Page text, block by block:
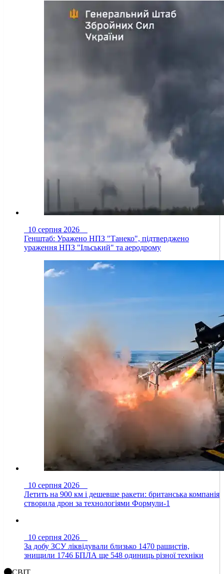
10 серпня 2026
Генштаб: Уражено НПЗ "Танеко", підтверджено
ураження НПЗ "Ільський" та аеродрому
10 серпня 2026
Летить на 900 км і дешевше ракети: британська компанія
створила дрон за технологіями Формули-1
10 серпня 2026
За добу ЗСУ ліквідували близько 1470 рашистів,
знищили 1746 БПЛА ще 548 одиниць різної техніки
СВІТ